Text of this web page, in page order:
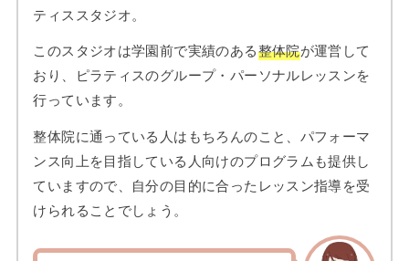
ティススタジオ。
このスタジオは学園前で実績のある整体院が運営して
おり、ピラティスのグループ・パーソナルレッスンを
行っています。
整体院に通っている人はもちろんのこと、パフォーマ
ンス向上を目指している人向けのプログラムも提供し
ていますので、自分の目的に合ったレッスン指導を受
けられることでしょう。